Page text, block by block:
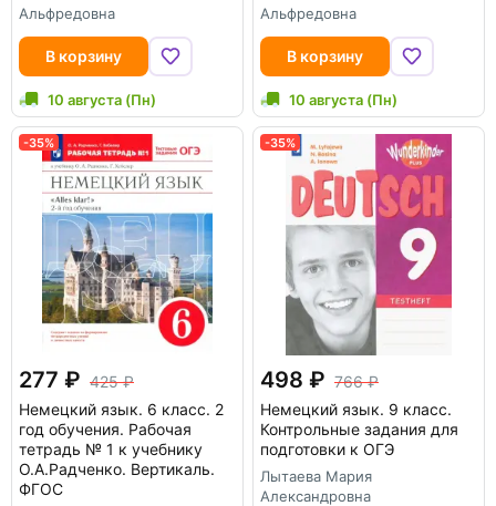
Альфредовна
В корзину
10 августа (Пн)
Альфредовна
В корзину
10 августа (Пн)
-35%
277
425
Немецкий язык. 6 класс. 2
год обучения. Рабочая
тетрадь № 1 к учебнику
О.А.Радченко. Вертикаль.
ФГОС
-35%
498
766
Немецкий язык. 9 класс.
Контрольные задания для
подготовки к ОГЭ
Лытаева Мария
Александровна